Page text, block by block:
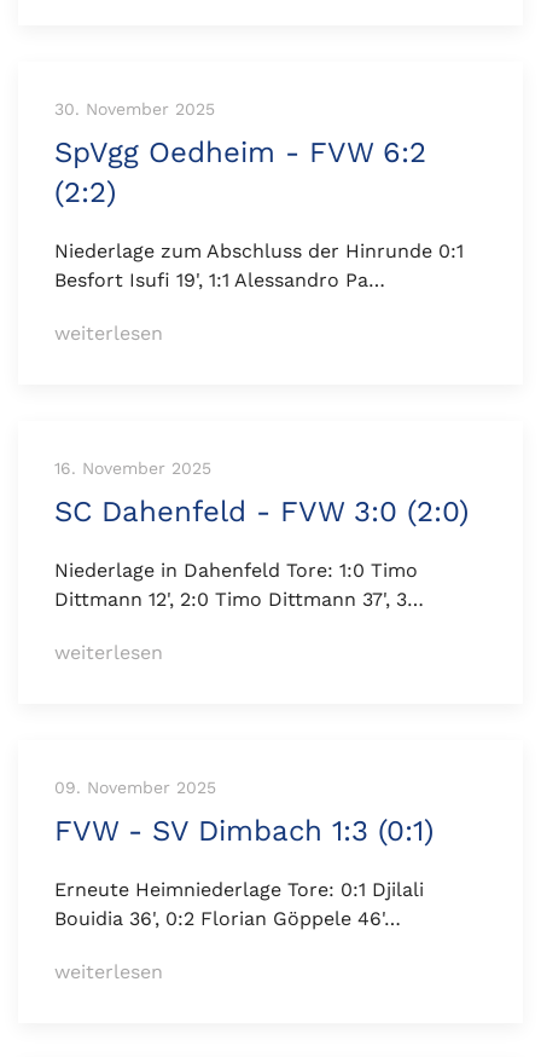
30. November 2025
SpVgg Oedheim - FVW 6:2
(2:2)
Niederlage zum Abschluss der Hinrunde 0:1
Besfort Isufi 19', 1:1 Alessandro Pa…
weiterlesen
16. November 2025
SC Dahenfeld - FVW 3:0 (2:0)
Niederlage in Dahenfeld Tore: 1:0 Timo
Dittmann 12', 2:0 Timo Dittmann 37', 3…
weiterlesen
09. November 2025
FVW - SV Dimbach 1:3 (0:1)
Erneute Heimniederlage Tore: 0:1 Djilali
Bouidia 36', 0:2 Florian Göppele 46'…
weiterlesen